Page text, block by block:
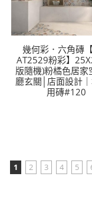
幾何彩．六角磚
AT2529粉彩】
版隨機)粉橘色居家
廳玄關│店面設計
用磚#120
1 2 3 4 5